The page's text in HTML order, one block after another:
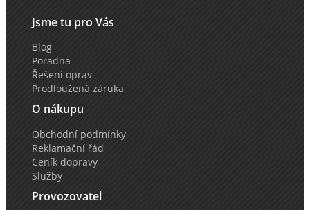
Jsme tu pro Vás
Blog
Poradna
Řešení oprav
Prodloužená záruka
O nákupu
Obchodní podmínky
Reklamační řád
Ceník dopravy
Služby
Provozovatel